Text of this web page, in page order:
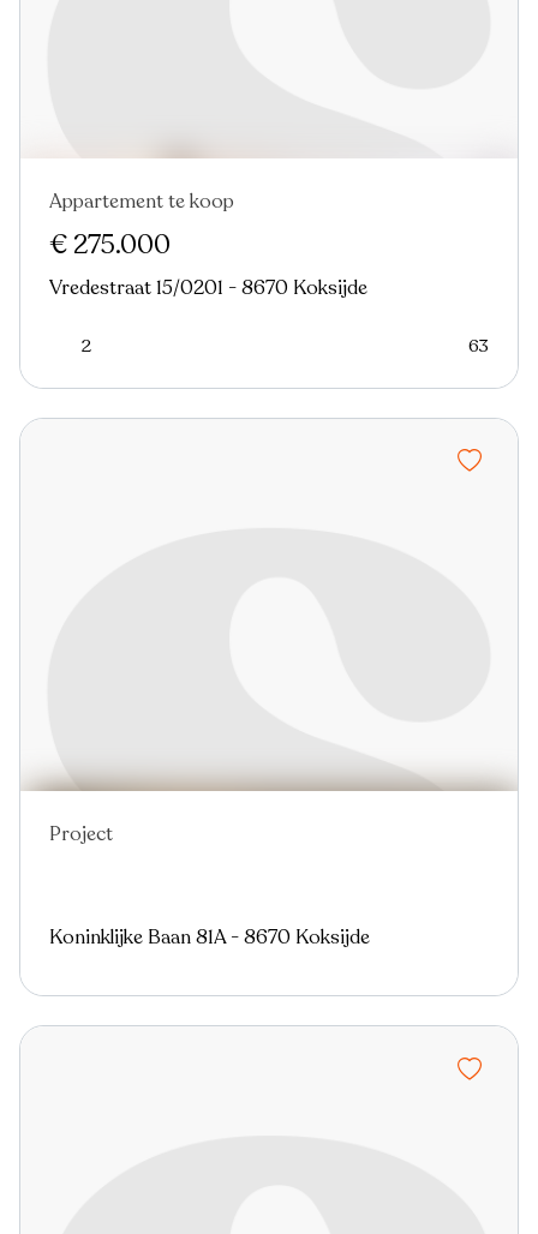
Nieuw
Appartement te koop
€ 275.000
Vredestraat 15/0201 - 8670 Koksijde
2 63
Nieuw
Project
Koninklijke Baan 81A - 8670 Koksijde